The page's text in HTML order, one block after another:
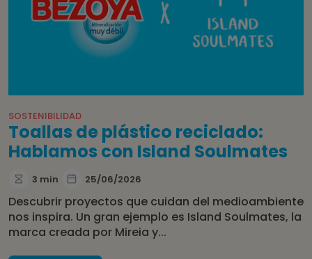
SOSTENIBILIDAD
Toallas de plástico reciclado:
Hablamos con Island Soulmates
3 min 25/06/2026
Descubrir proyectos que cuidan del medioambiente
nos inspira. Un gran ejemplo es Island Soulmates, la
marca creada por Mireia y...